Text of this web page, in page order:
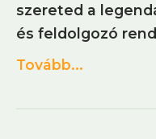
szereted a
és feldolgozó
Tovább...